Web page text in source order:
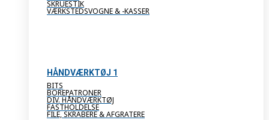
SKRUESTIK
VÆRKSTEDSVOGNE & -KASSER
HÅNDVÆRKTØJ 1
BITS
BOREPATRONER
DIV. HÅNDVÆRKTØJ
FASTHOLDELSE
FILE, SKRABERE & AFGRATERE